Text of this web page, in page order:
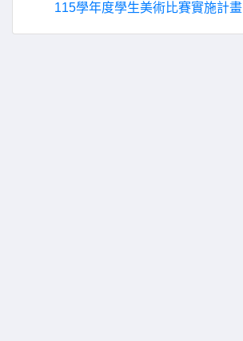
115學年度學生美術比賽實施計畫